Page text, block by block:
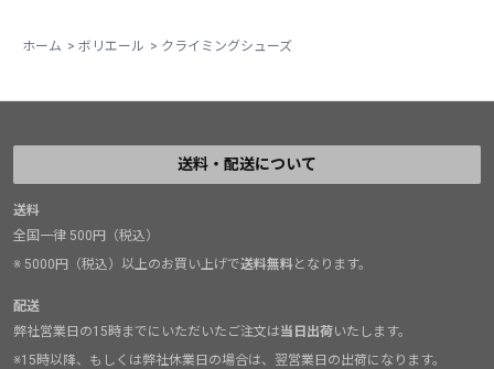
ホーム > ボリエール > クライミングシューズ
送料・配送について
送料
全国一律 500円（税込）
※ 5000円（税込）以上のお買い上げで送料無料となります。
配送
弊社営業日の15時までにいただいたご注文は当日出荷いたします。
※15時以降、もしくは弊社休業日の場合は、翌営業日の出荷になります。